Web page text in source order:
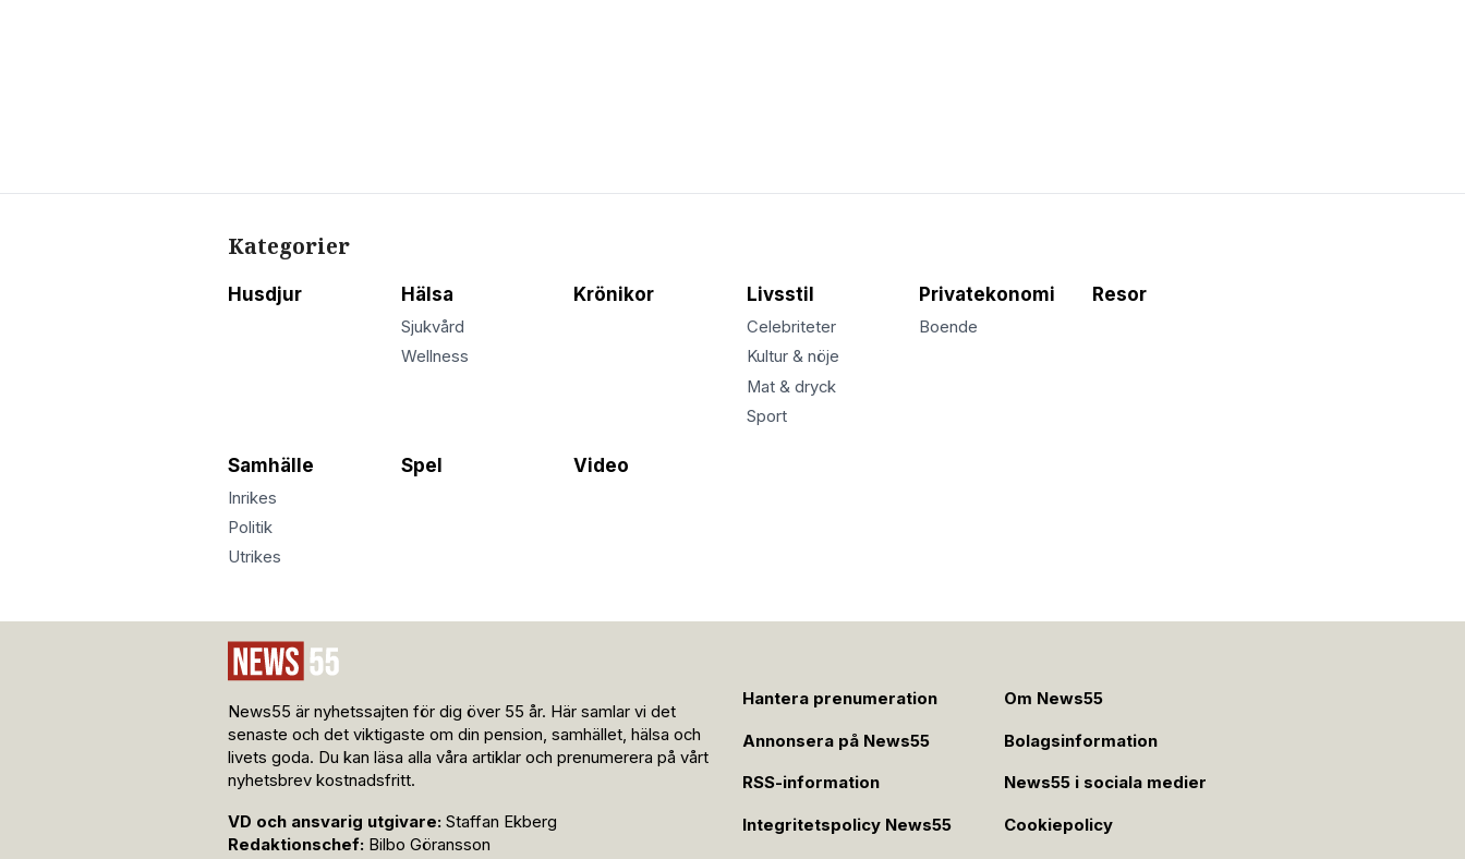
Kategorier
Husdjur Hälsa
Sjukvård
Wellness
Krönikor Livsstil
Celebriteter
Kultur & nöje
Mat & dryck
Sport
Privatekonomi
Boende
Resor
Samhälle
Inrikes
Politik
Utrikes
Spel Video
News55 är nyhetssajten för dig över 55 år. Här samlar vi det
senaste och det viktigaste om din pension, samhället, hälsa och
livets goda. Du kan läsa alla våra artiklar och prenumerera på vårt
nyhetsbrev kostnadsfritt.
VD och ansvarig utgivare: Staffan Ekberg
Redaktionschef: Bilbo Göransson
Hantera prenumeration Om News55
Annonsera på News55 Bolagsinformation
RSS-information News55 i sociala medier
Integritetspolicy News55 Cookiepolicy